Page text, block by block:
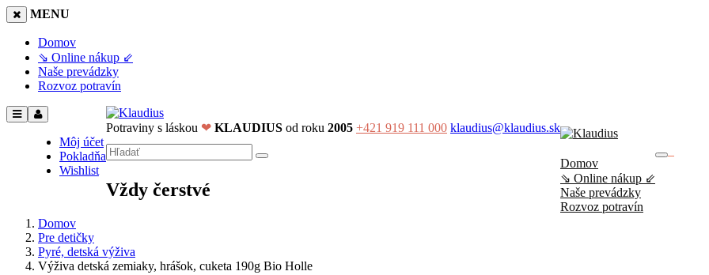
MENU
Domov
⇘ Online nákup ⇙
Naše prevádzky
Rozvoz potravín
Môj účet
Pokladňa
Wishlist
Potraviny s láskou ❤ KLAUDIUS od roku 2005 +421 919 111 000 klaudius@klaudius.sk
Domov
⇘ Online nákup ⇙
Naše prevádzky
Rozvoz potravín
Vždy čerstvé
Domov
Pre detičky
Pyré, detská výživa
Výživa detská zemiaky, hrášok, cuketa 190g Bio Holle